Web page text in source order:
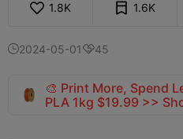
1.8K 1.6K
2024-05-0145
🎨 Print More, Spend
PLA 1kg $19.99 >>